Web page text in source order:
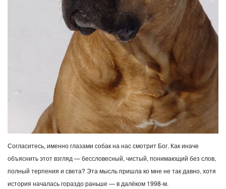
Согласитесь, именно глазами собак на нас смотрит Бог. Как иначе
объяснить этот взгляд — бессловесный, чистый, понимающий без слов,
полный терпения и света? Эта мысль пришла ко мне не так давно, хотя
история началась гораздо раньше — в далёком 1998-м.